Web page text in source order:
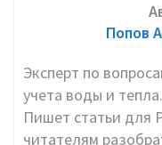
Попов
Эксперт по
учета воды и
Пишет статьи для
читателям